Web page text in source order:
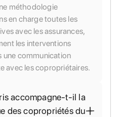
méthodologie
en charge toutes les
avec les assurances,
les interventions
une communication
avec les copropriétaires.
accompagne-t-il la
des copropriétés du